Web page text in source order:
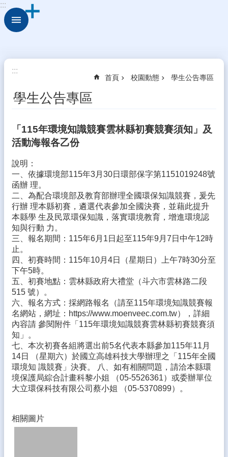
跳到主要內容區塊
進
關
古
坑
德
政
組
織
校
園
動
態
校
務
E
化
學
生
專
區
宣
導
專
區
關
:::
:::
首頁 校園動態 學生公告專區
學生公告專區
「115年環境知識競賽雲林縣初賽競賽須知」及
活動海報各乙份
說明：
一、依據環境部115年3月30日環部保字第1151019248號
函辦 理。
二、為配合環境部及教育部辦理全國環保知識競賽，爰先
行辦 理本縣初賽，遴選代表參加全國決賽，並藉此提升
本縣學 生及民眾環保知識，落實環境教育，增進環境認
知與行動 力。
三、報名期間：115年6月1日起至115年9月7日中午12時
止。
四、初賽時間：115年10月4日（星期日）上午7時30分至
下午5時。
五、初賽地點：雲林縣政府大禮堂（斗六市雲林路二段
515 號）。
六、報名方式：採網路報名（請至115年環境知識競賽報
名網站，網址：https://www.moenveec.com.tw），詳細
內容請 參閱附件「115年環境知識競賽雲林縣初賽競賽須
知」。
七、本次初賽各組將選出前5名代表本縣參加115年11月
14日 （星期六）於國立高雄科技大學辦理之「115年全國
環境知 識競賽」決賽。 八、如有相關問題，請洽本縣環
境保護局綜合計畫科黎小姐 （05-5526361）或委辦單位
大立環保科技有限公司蔡小姐 （05-5370899）。
相關圖片